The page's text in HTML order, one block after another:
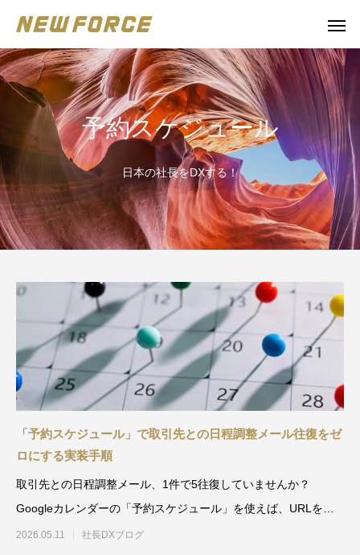
WEBコンテンツ
WEBマーケティング戦略立案
補助金
補助金の取得
予約スケジュール
日本の社長をDXする！
「予約スケジュール」で取引先との日程調整メール往復をゼ
ロにする実装手順
取引先との日程調整メール、1件で5往復していませんか？
Googleカレンダーの「予約スケジュール」を使えば、URLを送
るだけで相手が空き枠を
2026.05.11 社長DXブログ